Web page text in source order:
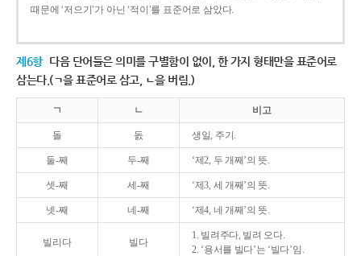
때문에 ‘저으기’가 아닌 ‘적이’를 표준어로 삼았다.
제6항 다음 단어들은 의미를 구별함이 없이, 한 가지 형태만을 표준어로
삼는다.(ㄱ을 표준어로 삼고, ㄴ을 버림.)
ㄱ ㄴ 비고
돌 돐 생일, 주기.
둘-째 두-째 ‘제2, 두 개째’의 뜻.
셋-째 세-째 ‘제3, 세 개째’의 뜻.
넷-째 네-째 ‘제4, 네 개째’의 뜻.
빌리다 빌다
1. 빌려주다, 빌려 오다.
2. ‘용서를 빌다’는 ‘빌다’임.